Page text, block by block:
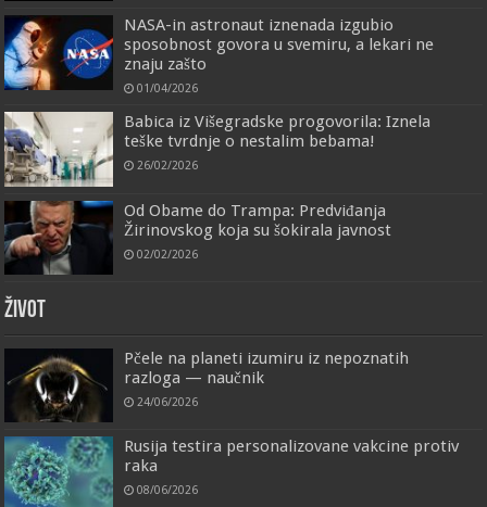
NASA-in astronaut iznenada izgubio
sposobnost govora u svemiru, a lekari ne
znaju zašto
01/04/2026
Babica iz Višegradske progovorila: Iznela
teške tvrdnje o nestalim bebama!
26/02/2026
Od Obame do Trampa: Predviđanja
Žirinovskog koja su šokirala javnost
02/02/2026
ŽIVOT
Pčele na planeti izumiru iz nepoznatih
razloga — naučnik
24/06/2026
Rusija testira personalizovane vakcine protiv
raka
08/06/2026